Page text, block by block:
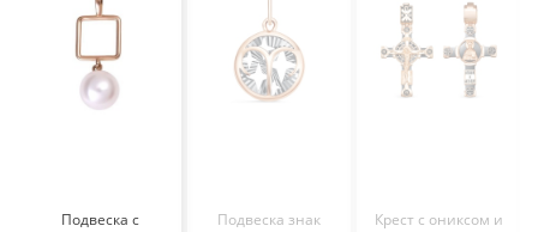
Подвеска с
Подвеска знак
Крест с ониксом и